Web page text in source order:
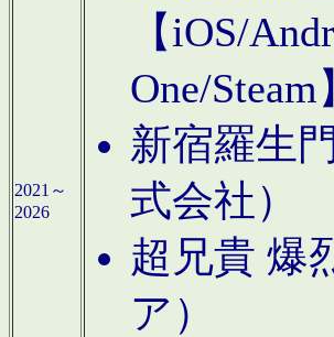
2021～
2026
【iOS/
One/
新宿羅生
式会社）
超兄貴 爆
ア）